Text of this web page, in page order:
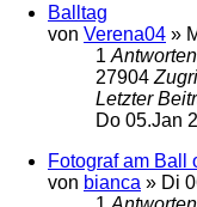
Balltag
von Verena04 »
1 Antworten
27904
Letzter
Do 05.Jan
Fotograf am Ball
von bianca » Di